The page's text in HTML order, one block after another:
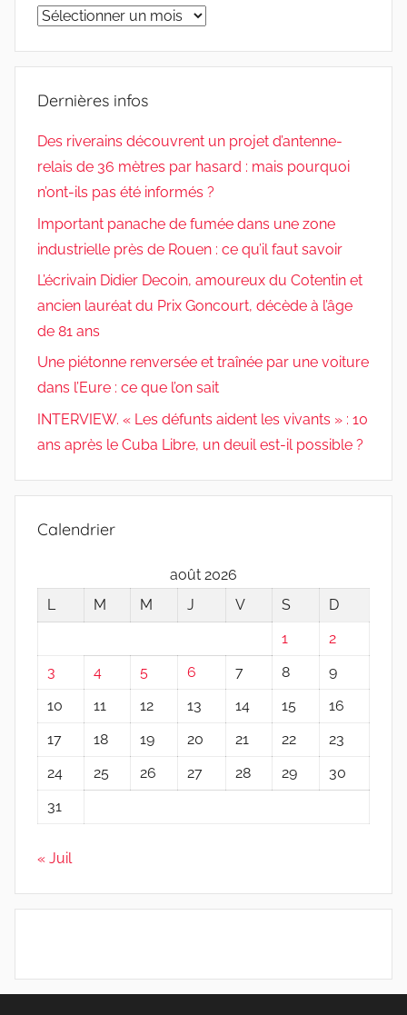
Archives
Dernières infos
Des riverains découvrent un projet d’antenne-
relais de 36 mètres par hasard : mais pourquoi
n’ont-ils pas été informés ?
Important panache de fumée dans une zone
industrielle près de Rouen : ce qu’il faut savoir
L’écrivain Didier Decoin, amoureux du Cotentin et
ancien lauréat du Prix Goncourt, décède à l’âge
de 81 ans
Une piétonne renversée et traînée par une voiture
dans l’Eure : ce que l’on sait
INTERVIEW. « Les défunts aident les vivants » : 10
ans après le Cuba Libre, un deuil est-il possible ?
Calendrier
août 2026
L
M M J V S
D
1
2
3
4 5 6 7 8
9
10
11 12 13 14 15
16
17
18 19 20 21 22
23
24
25 26 27 28 29
30
31
« Juil